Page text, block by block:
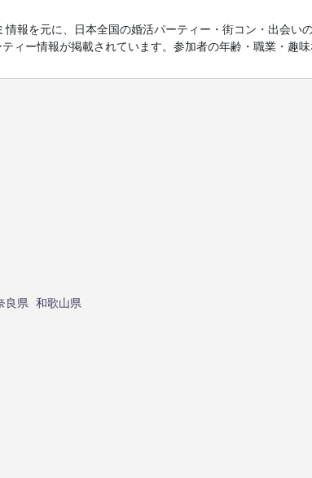
報を元に、日本全国の婚活パーティー・街コン・出会い
ィー情報が掲載されています。参加者の年齢・職業・趣
良県 和歌山県